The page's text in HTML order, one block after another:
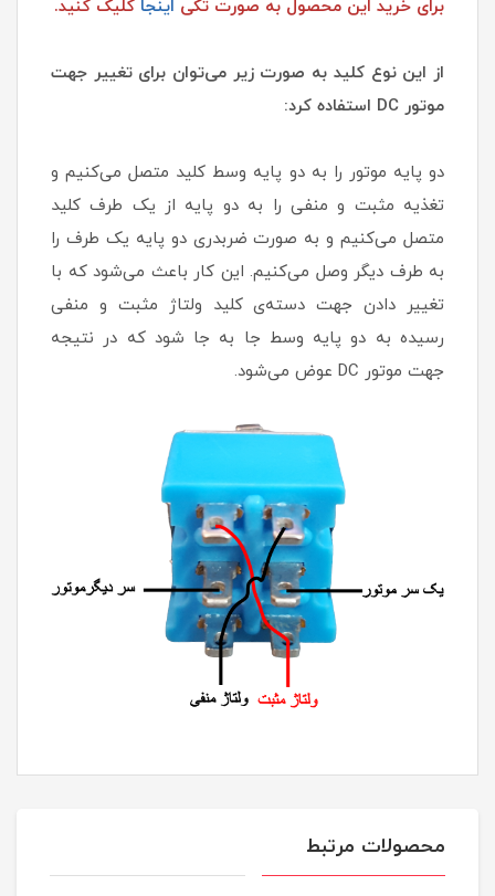
برای خرید این محصول به صورت تکی اینجا کلیک کنید.
از این نوع کلید به صورت زیر می‌توان برای تغییر جهت
موتور DC استفاده کرد:
دو پایه موتور را به دو پایه وسط کلید متصل می‌کنیم و
تغذیه مثبت و منفی را به دو پایه از یک طرف کلید
متصل می‌کنیم و به صورت ضربدری دو پایه یک طرف را
به طرف دیگر وصل می‌کنیم. این کار باعث می‌شود که با
تغییر دادن جهت دسته‌ی کلید ولتاژ مثبت و منفی
رسیده به دو پایه وسط جا به جا شود که در نتیجه
جهت موتور DC عوض می‌شود.
محصولات مرتبط